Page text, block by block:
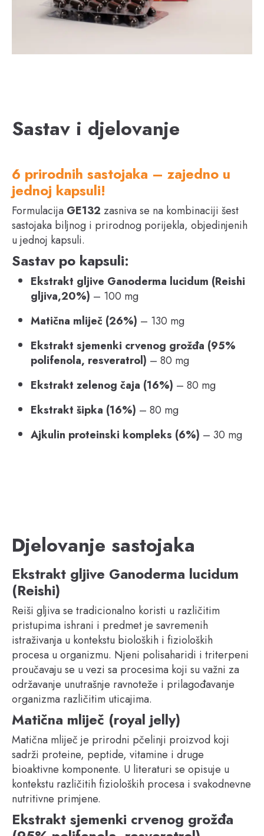
Sastav i djelovanje
6 prirodnih sastojaka – zajedno u
jednoj kapsuli!
Formulacija GE132 zasniva se na kombinaciji šest
sastojaka biljnog i prirodnog porijekla, objedinjenih
u jednoj kapsuli.
Sastav po kapsuli:
Ekstrakt gljive Ganoderma lucidum (Reishi
gljiva,20%) – 100 mg
Matična mliječ (26%) – 130 mg
Ekstrakt sjemenki crvenog grožđa (95%
polifenola, resveratrol) – 80 mg
Ekstrakt zelenog čaja (16%) – 80 mg
Ekstrakt šipka (16%) – 80 mg
Ajkulin proteinski kompleks (6%) – 30 mg
Djelovanje sastojaka
Ekstrakt gljive Ganoderma lucidum
(Reishi)
Reiši gljiva se tradicionalno koristi u različitim
pristupima ishrani i predmet je savremenih
istraživanja u kontekstu bioloških i fizioloških
procesa u organizmu. Njeni polisaharidi i triterpeni
proučavaju se u vezi sa procesima koji su važni za
održavanje unutrašnje ravnoteže i prilagođavanje
organizma različitim uticajima.
Matična mliječ (royal jelly)
Matična mliječ je prirodni pčelinji proizvod koji
sadrži proteine, peptide, vitamine i druge
bioaktivne komponente. U literaturi se opisuje u
kontekstu različitih fizioloških procesa i svakodnevne
nutritivne primjene.
Ekstrakt sjemenki crvenog grožđa